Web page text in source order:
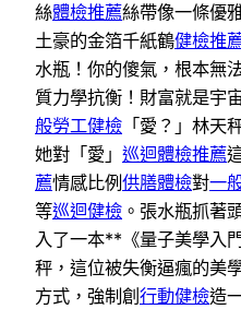
絲體檢推薦絲帶像一條優
土豪的金箔千紙鶴健檢推
水瓶！你的傻氣，根本無
質力學抗衡！財富就是宇
般勞工健檢 「愛？」林天
她對「愛」 巡迴體檢推薦
薦情感比例 供膳體檢對一
等巡迴健檢 。張水瓶抓著
入了一本**《量子美學入門
秤，這位被失衡逼瘋的美
方式，強制創 行動健檢造